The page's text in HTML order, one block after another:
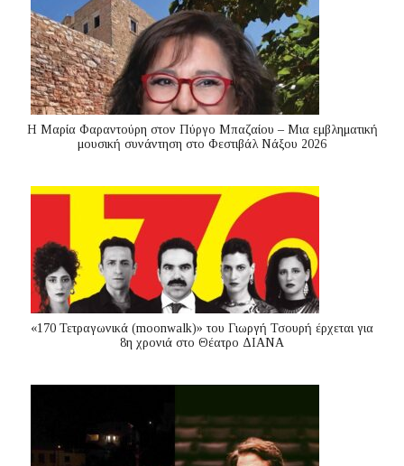
Η Μαρία Φαραντούρη στον Πύργο Μπαζαίου – Μια εμβληματική
μουσική συνάντηση στο Φεστιβάλ Νάξου 2026
«170 Τετραγωνικά (moonwalk)» του Γιωργή Τσουρή έρχεται για
8η χρονιά στο Θέατρο ΔΙΑΝΑ